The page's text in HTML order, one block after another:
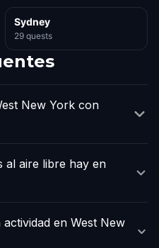
Sydney
29 quests
New York con
al aire libre hay en
en West New